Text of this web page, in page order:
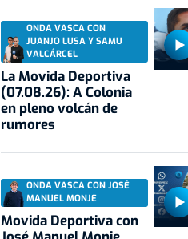
ONDA VASCA CON
JUANJO LUSA Y SAMU
VALCÁRCEL
La Movida Deportiva
(07.08.26): A Colonia
en pleno volcán de
rumores
ONDA VASCA CON JOSÉ
MANUEL MONJE
Movida Deportiva con